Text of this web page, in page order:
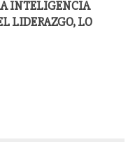
INTELIGENCIA
LIDERAZGO, LO